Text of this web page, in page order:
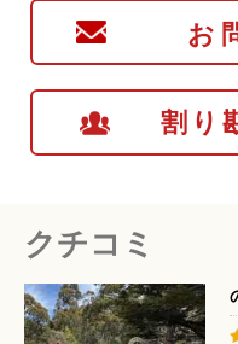
お
割り
クチコミ